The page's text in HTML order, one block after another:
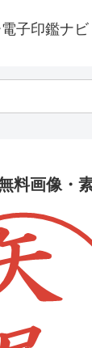
子印鑑ナビ
料画像・